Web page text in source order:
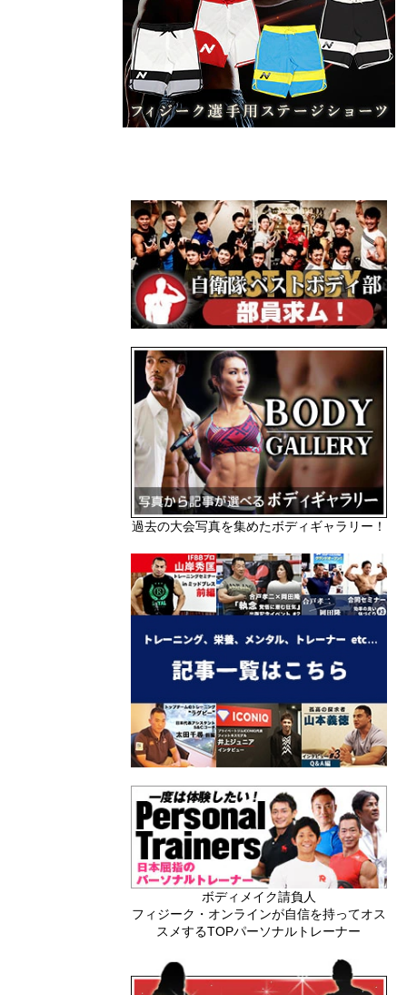
過去の大会写真を集めたボディギャラリー！
ボディメイク請負人
フィジーク・オンラインが自信を持ってオス
スメするTOPパーソナルトレーナー